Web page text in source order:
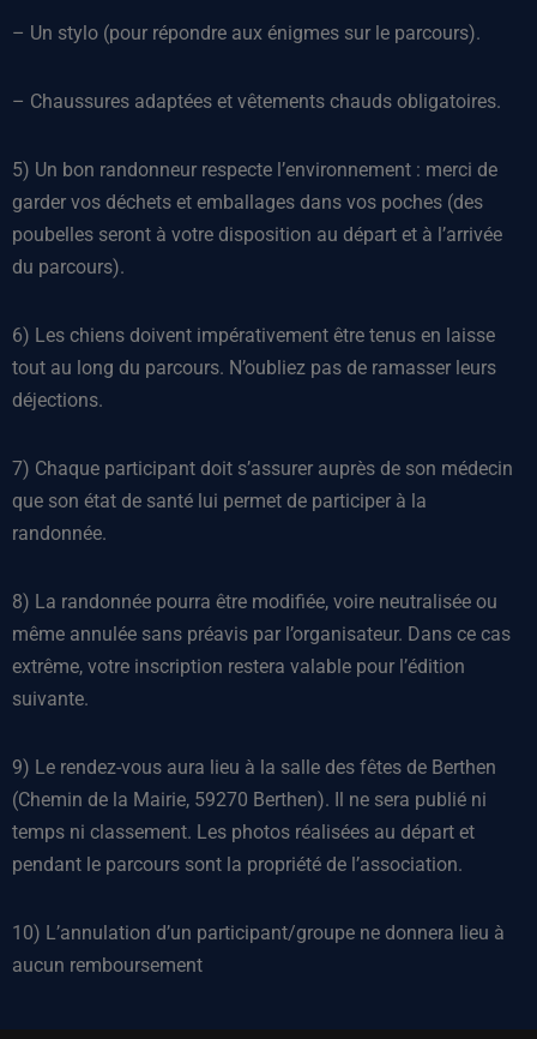
– Un stylo (pour répondre aux énigmes sur le parcours).
– Chaussures adaptées et vêtements chauds obligatoires.
5) Un bon randonneur respecte l’environnement : merci de
garder vos déchets et emballages dans vos poches (des
poubelles seront à votre disposition au départ et à l’arrivée
du parcours).
6) Les chiens doivent impérativement être tenus en laisse
tout au long du parcours. N’oubliez pas de ramasser leurs
déjections.
7) Chaque participant doit s’assurer auprès de son médecin
que son état de santé lui permet de participer à la
randonnée.
8) La randonnée pourra être modifiée, voire neutralisée ou
même annulée sans préavis par l’organisateur. Dans ce cas
extrême, votre inscription restera valable pour l’édition
suivante.
9) Le rendez-vous aura lieu à la salle des fêtes de Berthen
(Chemin de la Mairie, 59270 Berthen). Il ne sera publié ni
temps ni classement. Les photos réalisées au départ et
pendant le parcours sont la propriété de l’association.
10) L’annulation d’un participant/groupe ne donnera lieu à
aucun remboursement